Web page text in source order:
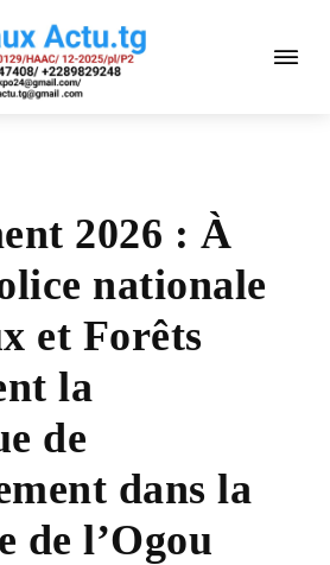
2026 : À
nationale
et Forêts
la
de
dans la
de l’Ogou